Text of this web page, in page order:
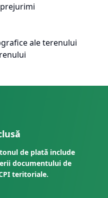
ale terenului
de plată include
documentului de
teritoriale.